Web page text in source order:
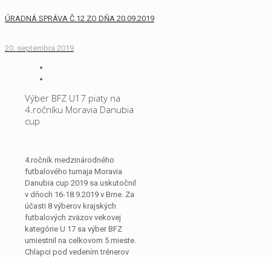
ÚRADNÁ SPRÁVA Č.12 ZO DŇA 20.09.2019
20. septembra 2019
Výber BFZ U17 piaty na
4.ročníku Moravia Danubia
cup
4.ročník medzinárodného
futbalového turnaja Moravia
Danubia cup 2019 sa uskutočnil
v dňoch 16-18.9.2019 v Brne. Za
účasti 8 výberov krajských
futbalových zväzov vekovej
kategórie U 17 sa výber BFZ
umiestnil na celkovom 5.mieste.
Chlapci pod vedením trénerov